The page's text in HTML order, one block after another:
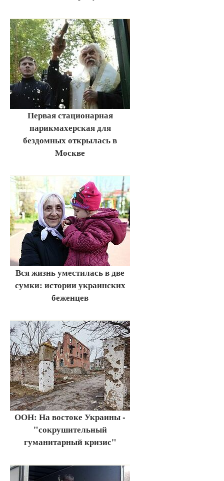
Первая стационарная
парикмахерская для
бездомных открылась в
Москве
Вся жизнь уместилась в две
сумки: истории украинских
беженцев
ООН: На востоке Украины -
"сокрушительный
гуманитарный кризис"